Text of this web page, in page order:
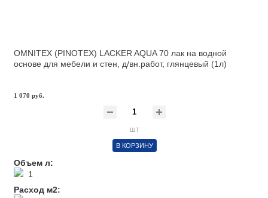
OMNITEX (PINOTEX) LACKER AQUA 70 лак на водной
основе для мебели и стен, д/вн.работ, глянцевый (1л)
1 070 руб.
шт
В КОРЗИНУ
Объем л:
1
Расход м2: